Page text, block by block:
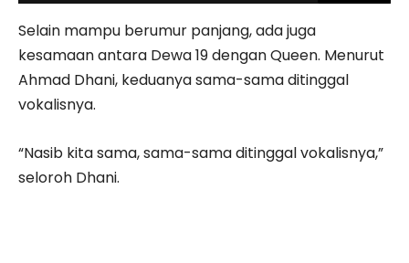
Selain mampu berumur panjang, ada juga
kesamaan antara Dewa 19 dengan Queen. Menurut
Ahmad Dhani, keduanya sama-sama ditinggal
vokalisnya.
“Nasib kita sama, sama-sama ditinggal vokalisnya,”
seloroh Dhani.